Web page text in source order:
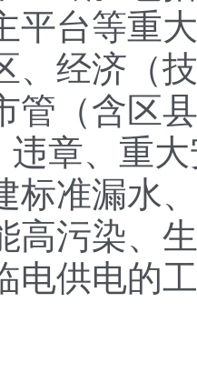
平台等重
、经济（
管（含区
违章、重
标准漏水
高污染、
电供电的